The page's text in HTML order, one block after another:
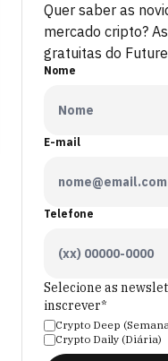
Quer saber as
mercado cripto?
gratuitas do
Nome
E-mail
Telefone
Selecione as
inscrever*
Crypto Deep
Crypto Daily (Diária)